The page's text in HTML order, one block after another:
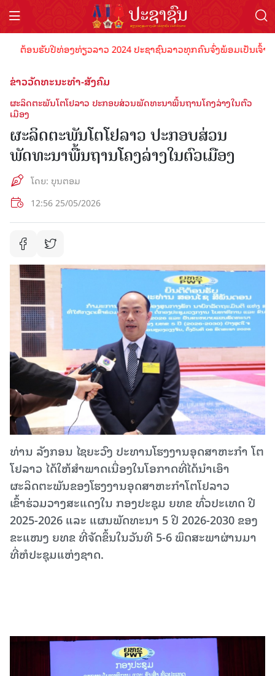
ອນຮັບປີທ່ອງທ່ຽວລາວ 2024 ປະຊາຊົນລາວທຸກຄົນຈົ່ງພ້ອມເປັນເຈົ້າພາ
ຂ່າວວັດທະນະທຳ-ສັງຄົມ
ຜະລິດຕະພັນໂຕໂຢລາວ ປະກອບສ່ວນພັດທະນາພື້ນຖານໂຄງລ່າງໃນຕົວ
ເມືອງ
ຜະລິດຕະພັນໂຕໂຢລາວ ປະກອບສ່ວນ
ພັດທະນາພື້ນຖານໂຄງລ່າງໃນຕົວເມືອງ
ໂດຍ​: ບຸນ​ຕອມ
12:56 25/05/2026
ທ່ານ ລັງກອນ ໄຊຍະວົງ ປະທານໂຮງງານອຸດສາຫະກໍາ ໂຕ
ໂຢລາວ ໄດ້ໃຫ້ສໍາພາດເນື່ອງໃນໂອກາດທີ່ໄດ້ນໍາເອົາ
ຜະລິດຕະພັນຂອງໂຮງງານອຸດສາຫະກໍາໂຕໂຢລາວ
ເຂົ້າຮ່ວມວາງສະແດງໃນ ກອງປະຊຸມ ຍທຂ ທົ່ວປະເທດ ປີ
2025-2026 ແລະ ແຜນພັດທະນາ 5 ປີ 2026-2030 ຂອງ
ຂະແໜງ ຍທຂ ທີ່ຈັດຂຶ້ນໃນວັນທີ 5-6 ພຶດສະພາຜ່ານມາ
ທີ່ຫໍປະຊຸມແຫ່ງຊາດ.